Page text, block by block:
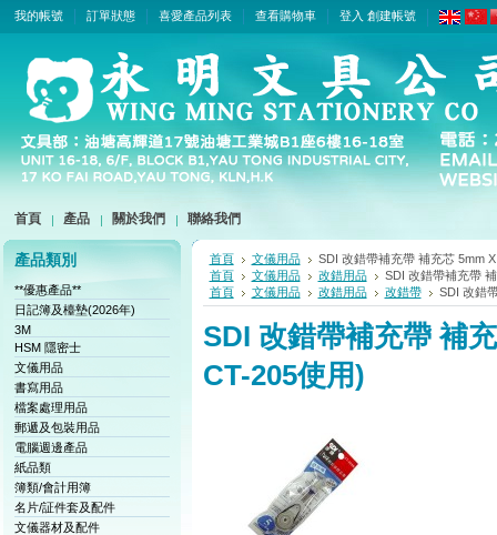
我的帳號 訂單狀態 喜愛產品列表 查看購物車 登入 創建帳號
首頁 產品 關於我們 聯絡我們
產品類別
**優惠產品**
日記簿及檯墊(2026年)
3M
HSM 隱密士
文儀用品
書寫用品
檔案處理用品
郵遞及包裝用品
電腦週邊產品
紙品類
簿類/會計用簿
名片/証件套及配件
文儀器材及配件
首頁 文儀用品
SDI 改錯帶補充帶 補充芯 5mm
首頁
文儀用品 改錯用品
SDI 改錯帶補充帶
首頁
文儀用品 改錯用品 改錯帶 SDI 改錯
SDI 改錯帶補充帶 補
CT-205使用)